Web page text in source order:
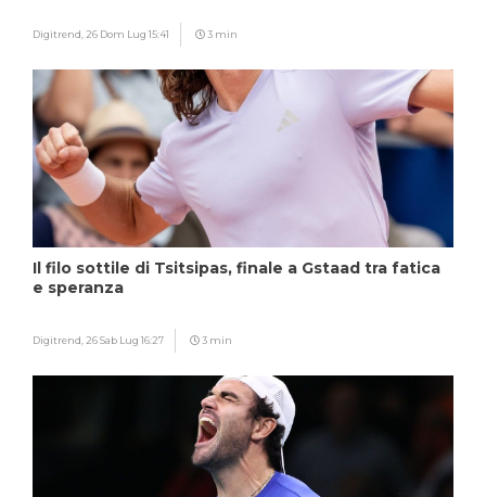
Digitrend, 26 Dom Lug 15:41 3 min
Il filo sottile di Tsitsipas, finale a Gstaad tra fatica
e speranza
Digitrend, 26 Sab Lug 16:27 3 min